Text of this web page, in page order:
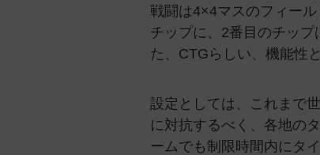
戦闘は4×4マスのフィー
チップに、2番目のチッ
た、CTGらしい、機能性
設定としては、これまで
に対抗するべく、各地の
ームでも制限時間内にタ